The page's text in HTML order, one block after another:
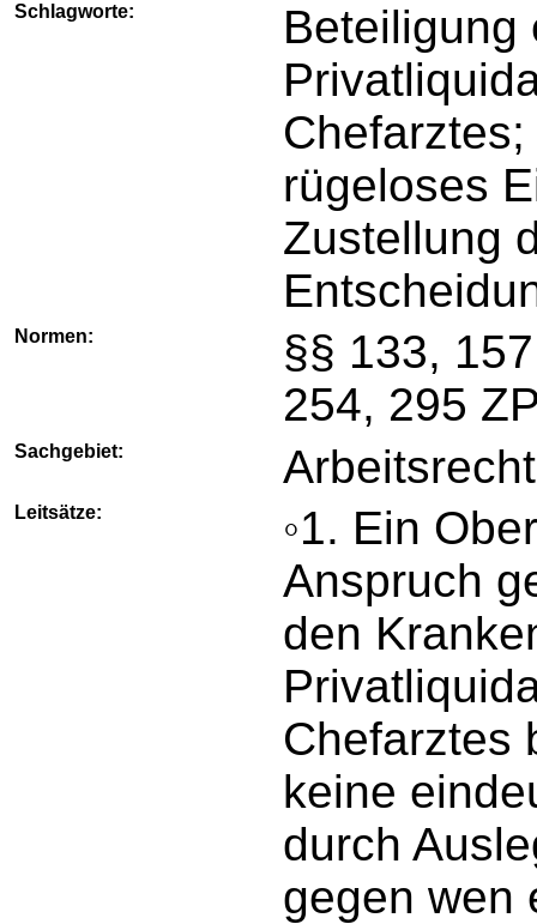
Schlagworte:
Beteiligung
rügeloses
Zustellung
Normen:
§§ 133,
254, 295
Sachgebiet: Arbeitsrecht
Leitsätze:
◦1. Ein
Anspruch
den
Chefarztes
keine
durch
gegen wen